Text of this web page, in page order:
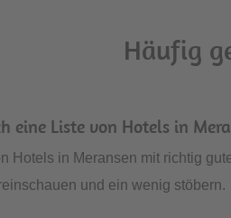
Häufig
eine Liste von Hotels in
Hotels in Meransen mit richtig
und ein wenig stöbern.